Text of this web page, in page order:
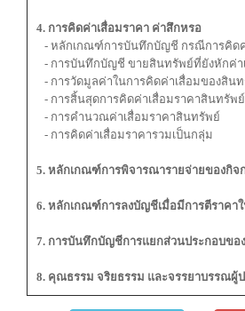
4. การคิดค่าเสื่อมราคา ค่าสึกหรอ
- หลักเกณฑ์การบันทึกบัญชี กรณีการคิดค่
- การบันทึกบัญชี ขายสินทรัพย์ที่ยังหักค่า
- การวัดมูลค่าในการคิดค่าเสื่อมของสิน
- การสิ้นสุดการคิดค่าเสื่อมราคาสินทรัพย์
- การคำนวณค่าเสื่อมราคาสินทรัพย์
- การคิดค่าเสื่อมราคารวมเป็นกลุ่ม
5. หลักเกณฑ์การพิจารณารายจ่ายของกิ
6. หลักเกณฑ์การลงบัญชีเมื่อมีการตีราคา
7. การบันทึกบัญชีการแยกส่วนประกอบข
8. คุณธรรม จริยธรรม และจรรยาบรรณ